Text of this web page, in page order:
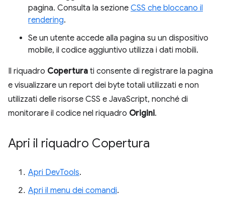
pagina. Consulta la sezione CSS che bloccano il
rendering.
Se un utente accede alla pagina su un dispositivo
mobile, il codice aggiuntivo utilizza i dati mobili.
Il riquadro Copertura ti consente di registrare la pagina
e visualizzare un report dei byte totali utilizzati e non
utilizzati delle risorse CSS e JavaScript, nonché di
monitorare il codice nel riquadro Origini.
Apri il riquadro Copertura
Apri DevTools.
Apri il menu dei comandi.